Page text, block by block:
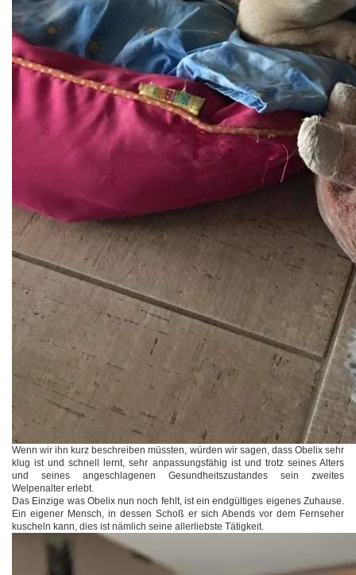
Wenn wir ihn kurz beschreiben müssten, würden wir sagen, dass Obelix sehr
klug ist und schnell lernt, sehr anpassungsfähig ist und trotz seines Alters
und seines angeschlagenen Gesundheitszustandes sein zweites
Welpenalter erlebt.
Das Einzige was Obelix nun noch fehlt, ist ein endgültiges eigenes Zuhause.
Ein eigener Mensch, in dessen Schoß er sich Abends vor dem Fernseher
kuscheln kann, dies ist nämlich seine allerliebste Tätigkeit.